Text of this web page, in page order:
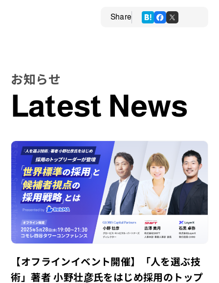
Share
お知らせ
Latest News
【オフラインイベント開催】「人を選ぶ技
術」著者 小野壮彦氏をはじめ採用のトップ